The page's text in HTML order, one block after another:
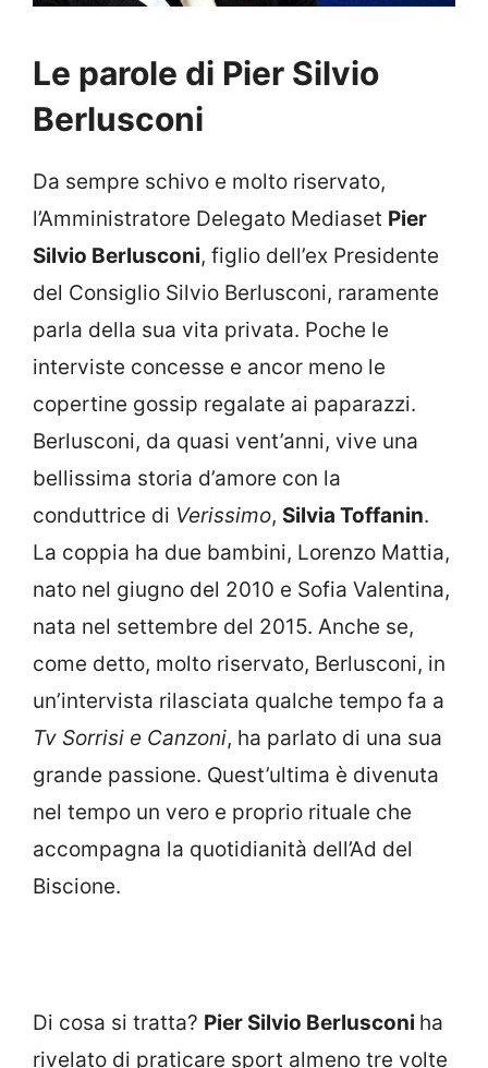
Le parole di Pier Silvio
Berlusconi
Da sempre schivo e molto riservato,
l’Amministratore Delegato Mediaset Pier
Silvio Berlusconi, figlio dell’ex Presidente
del Consiglio Silvio Berlusconi, raramente
parla della sua vita privata. Poche le
interviste concesse e ancor meno le
copertine gossip regalate ai paparazzi.
Berlusconi, da quasi vent’anni, vive una
bellissima storia d’amore con la
conduttrice di Verissimo, Silvia Toffanin.
La coppia ha due bambini, Lorenzo Mattia,
nato nel giugno del 2010 e Sofia Valentina,
nata nel settembre del 2015. Anche se,
come detto, molto riservato, Berlusconi, in
un’intervista rilasciata qualche tempo fa a
Tv Sorrisi e Canzoni, ha parlato di una sua
grande passione. Quest’ultima è divenuta
nel tempo un vero e proprio rituale che
accompagna la quotidianità dell’Ad del
Biscione.
Di cosa si tratta? Pier Silvio Berlusconi ha
rivelato di praticare sport almeno tre volte